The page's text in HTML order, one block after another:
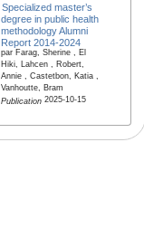
Specialized master’s
degree in public health
methodology Alumni
Report 2014-2024
par Farag, Sherine , El
Hiki, Lahcen , Robert,
Annie , Castetbon, Katia ,
Vanhoutte, Bram
Publication2025-10-15